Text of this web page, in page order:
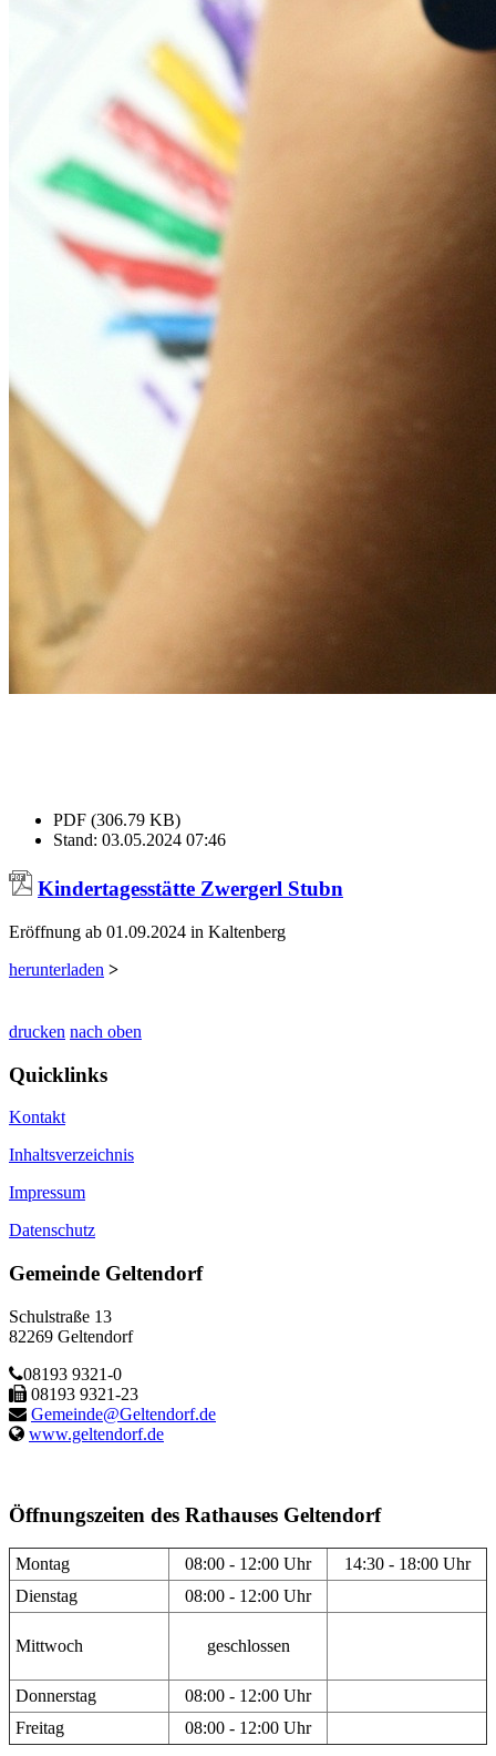
PDF (306.79 KB)
Stand: 03.05.2024 07:46
Kindertagesstätte Zwergerl Stubn
Eröffnung ab 01.09.2024 in Kaltenberg
herunterladen >
drucken nach oben
Quicklinks
Kontakt
Inhaltsverzeichnis
Impressum
Datenschutz
Gemeinde Geltendorf
Schulstraße 13
82269 Geltendorf
08193 9321-0
08193 9321-23
Gemeinde@Geltendorf.de
www.geltendorf.de
Öffnungszeiten des Rathauses Geltendorf
Montag 08:00 - 12:00 Uhr
14:30 - 18:00 Uhr
Dienstag
08:00 - 12:00 Uhr
Mittwoch geschlossen
Donnerstag
08:00 - 12:00 Uhr
Freitag
08:00 - 12:00 Uhr